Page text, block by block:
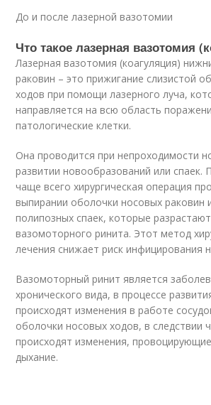
До и после лазерной вазотомии
Что такое лазерная вазотомия
Лазерная вазотомия (коагуляция)
раковин – это прижигание слизистой
ходов при помощи лазерного луча,
направляется на всю область
патологические клетки.
Она проводится при непроходимости
развитии новообразований или спаек.
чаще всего хирургическая операция
выпирании оболочки носовых раковин
полипозных спаек, которые
вазомоторного ринита. Этот метод
лечения снижает риск инфицирования
Вазомоторный ринит является
хронического вида, в процессе
происходят изменения в работе
оболочки носовых ходов, в следствии
происходят изменения,
дыхание.